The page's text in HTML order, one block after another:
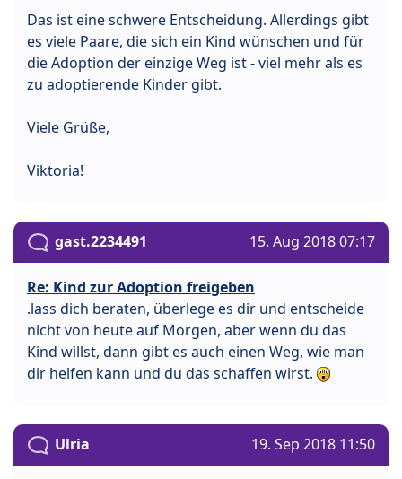
Das ist eine schwere Entscheidung. Allerdings gibt
es viele Paare, die sich ein Kind wünschen und für
die Adoption der einzige Weg ist - viel mehr als es
zu adoptierende Kinder gibt.
Viele Grüße,
Viktoria!
gast.2234491 15. Aug 2018 07:17
Re: Kind zur Adoption freigeben
.lass dich beraten, überlege es dir und entscheide
nicht von heute auf Morgen, aber wenn du das
Kind willst, dann gibt es auch einen Weg, wie man
dir helfen kann und du das schaffen wirst.
Ulria 19. Sep 2018 11:50